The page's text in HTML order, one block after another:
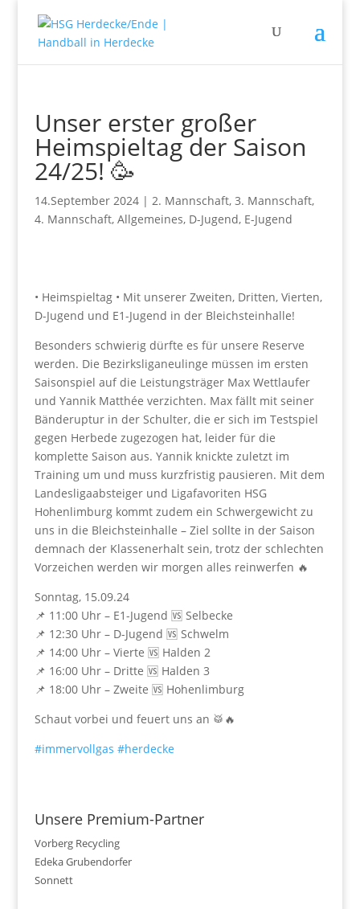
Unser erster großer
Heimspieltag der Saison
24/25! 🥳
14.September 2024| 2. Mannschaft, 3. Mannschaft,
4. Mannschaft, Allgemeines, D-Jugend, E-Jugend
• Heimspieltag • Mit unserer Zweiten, Dritten, Vierten,
D-Jugend und E1-Jugend in der Bleichsteinhalle!
Besonders schwierig dürfte es für unsere Reserve
werden. Die Bezirksliganeulinge müssen im ersten
Saisonspiel auf die Leistungsträger Max Wettlaufer
und Yannik Matthée verzichten. Max fällt mit seiner
Bänderuptur in der Schulter, die er sich im Testspiel
gegen Herbede zugezogen hat, leider für die
komplette Saison aus. Yannik knickte zuletzt im
Training um und muss kurzfristig pausieren. Mit dem
Landesligaabsteiger und Ligafavoriten HSG
Hohenlimburg kommt zudem ein Schwergewicht zu
uns in die Bleichsteinhalle – Ziel sollte in der Saison
demnach der Klassenerhalt sein, trotz der schlechten
Vorzeichen werden wir morgen alles reinwerfen 🔥
Sonntag, 15.09.24
📌 11:00 Uhr – E1-Jugend 🆚️ Selbecke
📌 12:30 Uhr – D-Jugend 🆚️ Schwelm
📌 14:00 Uhr – Vierte 🆚️ Halden 2
📌 16:00 Uhr – Dritte 🆚️ Halden 3
📌 18:00 Uhr – Zweite 🆚️ Hohenlimburg
Schaut vorbei und feuert uns an 🥁🔥
#immervollgas #herdecke
Unsere Premium-Partner
Vorberg Recycling
Edeka Grubendorfer
Sonnett